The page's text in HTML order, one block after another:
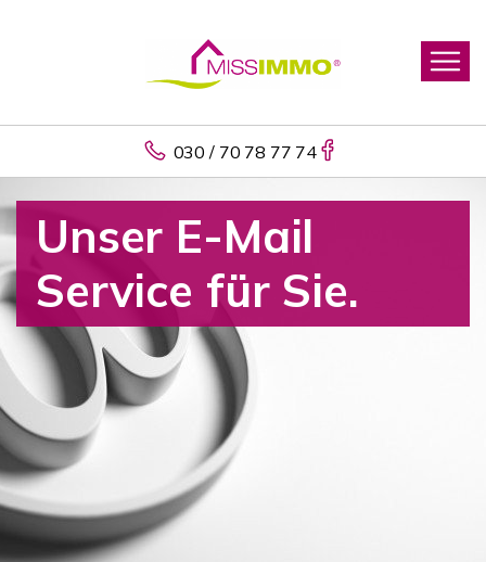
030 / 70 78 77 74
Unser E-Mail
Service für Sie.